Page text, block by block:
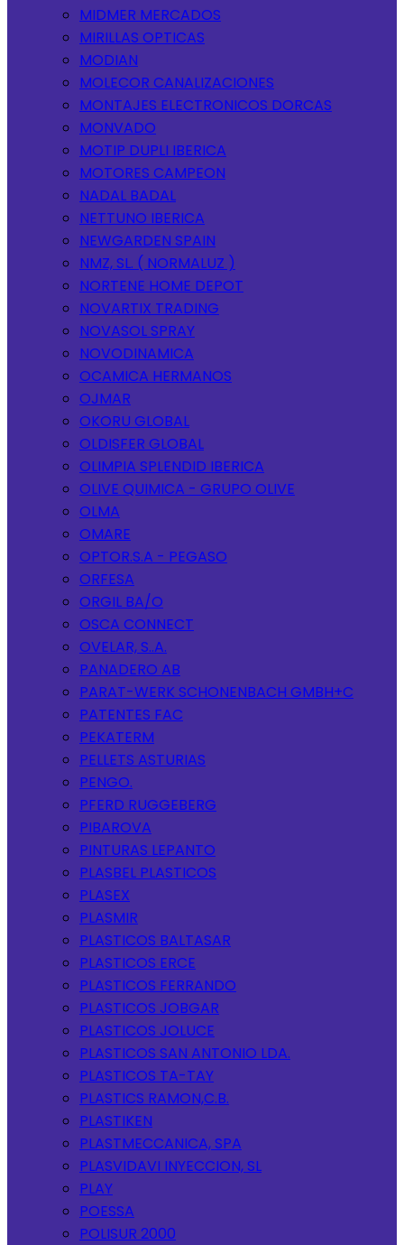
MIDMER MERCADOS
MIRILLAS OPTICAS
MODIAN
MOLECOR CANALIZACIONES
MONTAJES ELECTRONICOS DORCAS
MONVADO
MOTIP DUPLI IBERICA
MOTORES CAMPEON
NADAL BADAL
NETTUNO IBERICA
NEWGARDEN SPAIN
NMZ, SL. ( NORMALUZ )
NORTENE HOME DEPOT
NOVARTIX TRADING
NOVASOL SPRAY
NOVODINAMICA
OCAMICA HERMANOS
OJMAR
OKORU GLOBAL
OLDISFER GLOBAL
OLIMPIA SPLENDID IBERICA
OLIVE QUIMICA - GRUPO OLIVE
OLMA
OMARE
OPTOR.S.A - PEGASO
ORFESA
ORGIL BA/O
OSCA CONNECT
OVELAR, S..A.
PANADERO AB
PARAT-WERK SCHONENBACH GMBH+C
PATENTES FAC
PEKATERM
PELLETS ASTURIAS
PENGO.
PFERD RUGGEBERG
PIBAROVA
PINTURAS LEPANTO
PLASBEL PLASTICOS
PLASEX
PLASMIR
PLASTICOS BALTASAR
PLASTICOS ERCE
PLASTICOS FERRANDO
PLASTICOS JOBGAR
PLASTICOS JOLUCE
PLASTICOS SAN ANTONIO LDA.
PLASTICOS TA-TAY
PLASTICS RAMON,C.B.
PLASTIKEN
PLASTMECCANICA, SPA
PLASVIDAVI INYECCION, SL
PLAY
POESSA
POLISUR 2000